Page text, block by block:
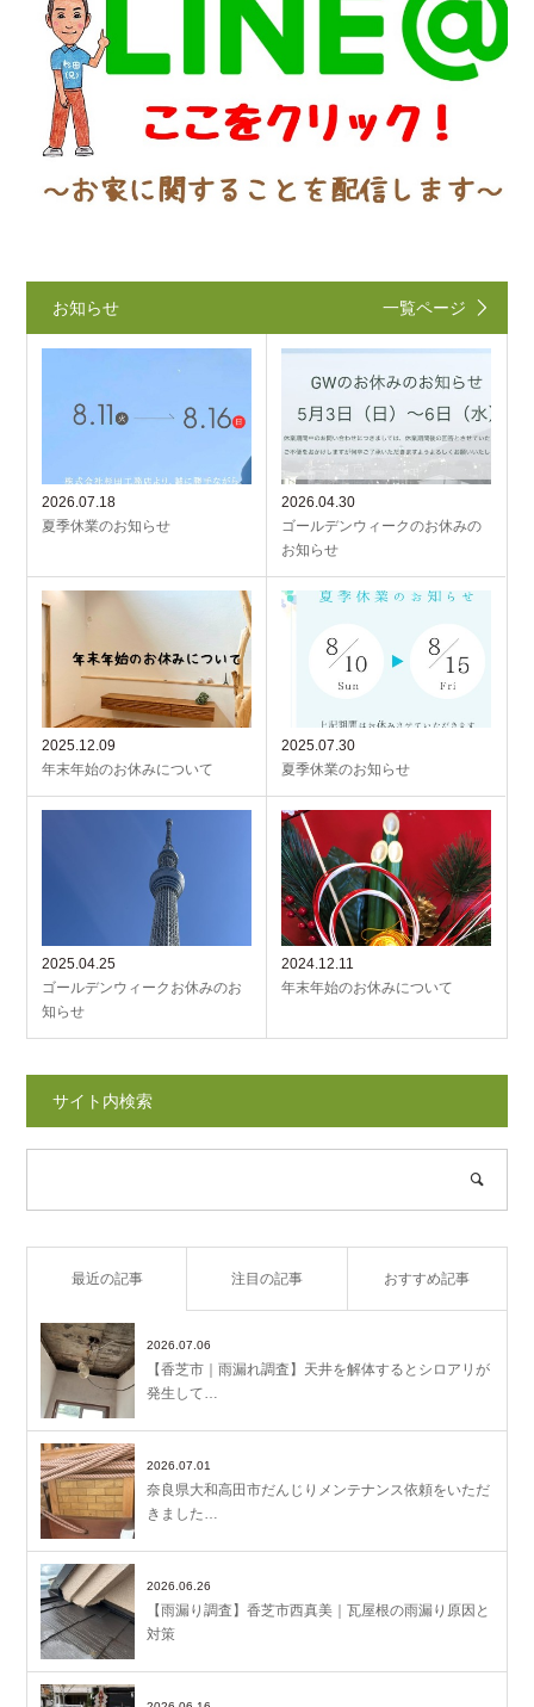
お知らせ 一覧ページ
2026.07.18
夏季休業のお知らせ
2026.04.30
ゴールデンウィークのお休みの
お知らせ
2025.12.09
年末年始のお休みについて
2025.07.30
夏季休業のお知らせ
2025.04.25
ゴールデンウィークお休みのお
知らせ
2024.12.11
年末年始のお休みについて
サイト内検索
最近の記事 注目の記事 おすすめ記事
2026.07.06
【香芝市｜雨漏れ調査】天井を解体するとシロアリが
発生して…
2026.07.01
奈良県大和高田市だんじりメンテナンス依頼をいただ
きました…
2026.06.26
【雨漏り調査】香芝市西真美｜瓦屋根の雨漏り原因と
対策